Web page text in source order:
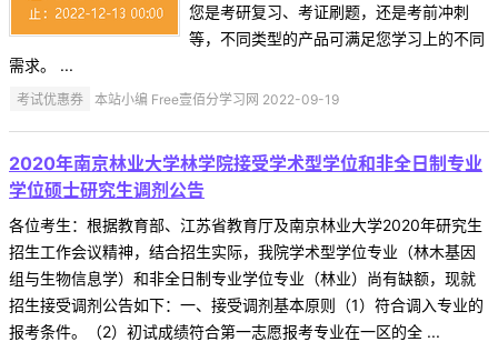
您是考研复习、考证刷题，还是考前冲刺
等，不同类型的产品可满足您学习上的不同
需求。 ...
考试优惠券 本站小编 Free壹佰分学习网 2022-09-19
2020年南京林业大学林学院接受学术型学位和非全日制专业
学位硕士研究生调剂公告
各位考生：根据教育部、江苏省教育厅及南京林业大学2020年研究生
招生工作会议精神，结合招生实际，我院学术型学位专业（林木基因
组与生物信息学）和非全日制专业学位专业（林业）尚有缺额，现就
招生接受调剂公告如下：一、接受调剂基本原则（1）符合调入专业的
报考条件。（2）初试成绩符合第一志愿报考专业在一区的全 ...